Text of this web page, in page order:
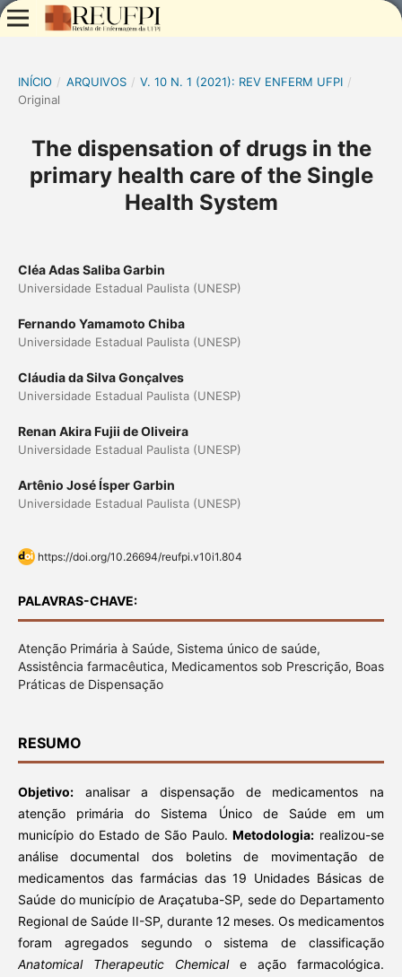
INÍCIO / ARQUIVOS / V. 10 N. 1 (2021): REV ENFERM UFPI /
Original
The dispensation of drugs in the
primary health care of the Single
Health System
Cléa Adas Saliba Garbin
Universidade Estadual Paulista (UNESP)
Fernando Yamamoto Chiba
Universidade Estadual Paulista (UNESP)
Cláudia da Silva Gonçalves
Universidade Estadual Paulista (UNESP)
Renan Akira Fujii de Oliveira
Universidade Estadual Paulista (UNESP)
Artênio José Ísper Garbin
Universidade Estadual Paulista (UNESP)
https://doi.org/10.26694/reufpi.v10i1.804
PALAVRAS-CHAVE:
Atenção Primária à Saúde, Sistema único de saúde,
Assistência farmacêutica, Medicamentos sob Prescrição, Boas
Práticas de Dispensação
RESUMO
Objetivo:analisar a dispensação de medicamentos na
atenção primária do Sistema Único de Saúde em um
município do Estado de São Paulo.Metodologia: realizou-se
análise documental dos boletins de movimentação de
medicamentos das farmácias das 19 Unidades Básicas de
Saúde do município de Araçatuba-SP, sede do Departamento
Regional de Saúde II-SP, durante 12 meses. Os medicamentos
foram agregados segundo o sistema de classificação
Anatomical Therapeutic Chemicale ação farmacológica.